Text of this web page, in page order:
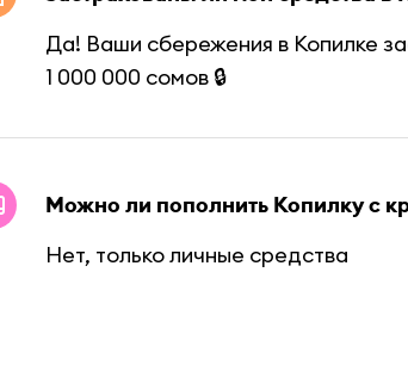
Да! Ваши сбережения в Копилке
1 000 000 сомов 🔒
Можно ли пополнить Копилку с
Нет, только личные средства